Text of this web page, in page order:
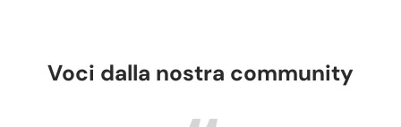
Voci dalla nostra community